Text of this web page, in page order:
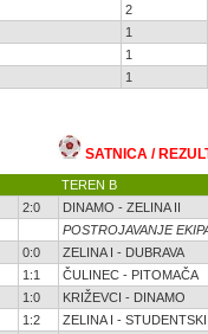
2
1
1
1
SATNICA /
TEREN B
2:0
DINAMO - ZELINA II
POSTROJAVANJE
0:0
ZELINA I - DUBRAVA
1:1
ČULINEC - PITOMAČA
1:0
KRIŽEVCI - DINAMO
1:2
ZELINA I -